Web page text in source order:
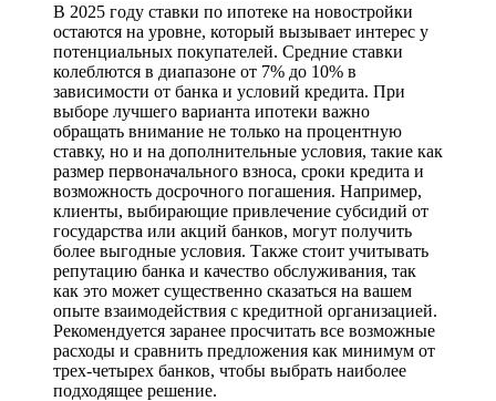
В 2025 году ставки по ипотеке на новостройки
остаются на уровне, который вызывает интерес у
потенциальных покупателей. Средние ставки
колеблются в диапазоне от 7% до 10% в
зависимости от банка и условий кредита. При
выборе лучшего варианта ипотеки важно
обращать внимание не только на процентную
ставку, но и на дополнительные условия, такие как
размер первоначального взноса, сроки кредита и
возможность досрочного погашения. Например,
клиенты, выбирающие привлечение субсидий от
государства или акций банков, могут получить
более выгодные условия. Также стоит учитывать
репутацию банка и качество обслуживания, так
как это может существенно сказаться на вашем
опыте взаимодействия с кредитной организацией.
Рекомендуется заранее просчитать все возможные
расходы и сравнить предложения как минимум от
трех-четырех банков, чтобы выбрать наиболее
подходящее решение.